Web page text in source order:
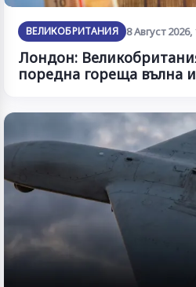
ВЕЛИКОБРИТАНИЯ 8 Август 2026,
Лондон:
поредна гореща вълна и